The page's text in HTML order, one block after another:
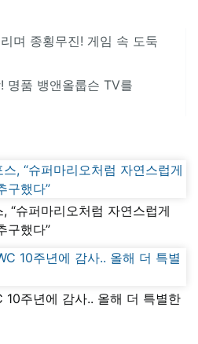
며 종횡무진! 게임 속 도둑
명품 뱅앤올룹슨 TV를
“슈퍼마리오처럼 자연스럽게
구했다”
10주년에 감사.. 올해 더 특별한